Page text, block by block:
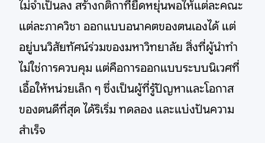
ไม่จำเป็นลง สร้างกติกาที่ยืดหยุ่นพอให้แต่ละคณะ
แต่ละภาควิชา ออกแบบอนาคตของตนเองได้ แต่
อยู่บนวิสัยทัศน์ร่วมของมหาวิทยาลัย สิ่งที่ผู้นำทำ
ไม่ใช่การควบคุม แต่คือการออกแบบระบบนิเวศที่
เอื้อให้หน่วยเล็ก ๆ ซึ่งเป็นผู้ที่รู้ปัญหาและโอกาส
ของตนดีที่สุด ได้ริเริ่ม ทดลอง และแบ่งปันความ
สำเร็จ